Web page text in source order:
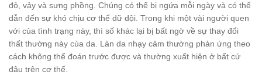
đỏ, vảy và sưng phồng. Chúng có thể bị ngứa mỗi ngày và có thể
dẫn đến sự khó chịu cơ thể dữ dội. Trong khi một vài người quen
với của tình trạng này, thì số khác lại bị bất ngờ về sự thay đổi
thất thường này của da. Làn da nhạy cảm thường phản ứng theo
cách không thể đoán trước được và thường xuất hiện ở bất cứ
đâu trên cơ thể.